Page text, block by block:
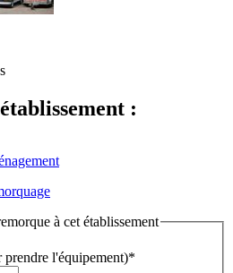
:
à cet établissement
prendre l'équipement)*